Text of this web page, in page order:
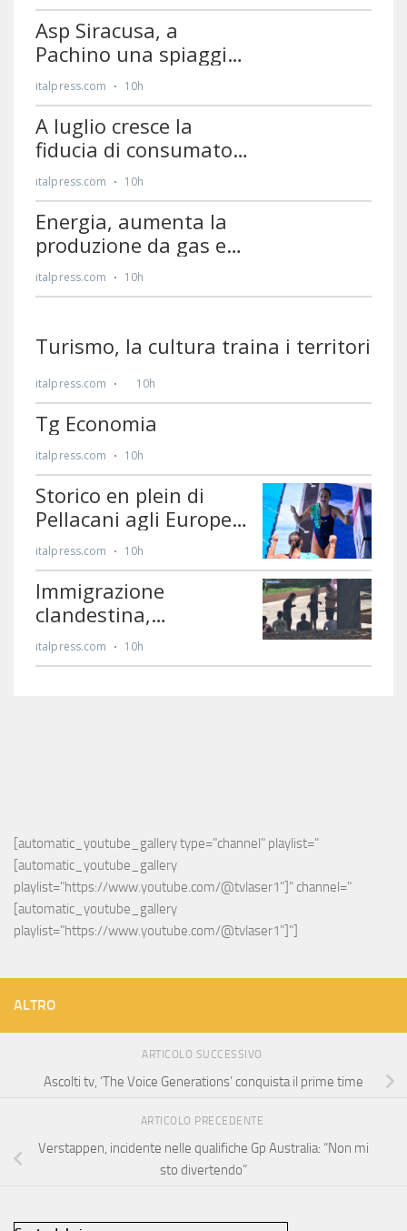
[automatic_youtube_gallery type="channel" playlist="
[automatic_youtube_gallery
playlist="https://www.youtube.com/@tvlaser1"]" channel="
[automatic_youtube_gallery
playlist="https://www.youtube.com/@tvlaser1"]"]
ALTRO
ARTICOLO SUCCESSIVO
Ascolti tv, ‘The Voice Generations’ conquista il prime time
ARTICOLO PRECEDENTE
Verstappen, incidente nelle qualifiche Gp Australia: “Non mi
sto divertendo”